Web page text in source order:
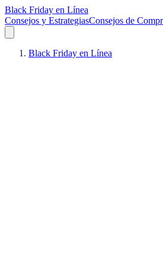
Black Friday en Línea
Consejos y EstrategiasConsejos de
Black Friday en Línea